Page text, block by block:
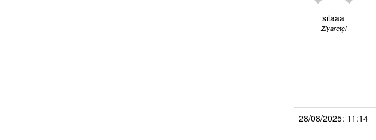
sılaaa
Ziyaretçi
28/08/2025: 11:14